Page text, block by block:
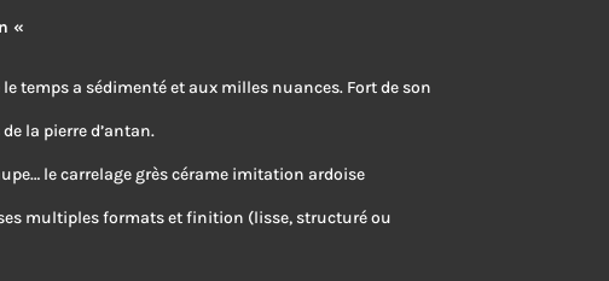
«
temps a sédimenté et aux milles nuances. Fort de son
la pierre d’antan.
le carrelage grès cérame imitation ardoise
multiples formats et finition (lisse, structuré ou